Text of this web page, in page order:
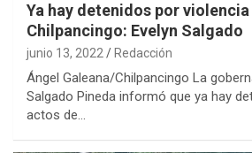
Ya hay detenidos por violencia
Chilpancingo: Evelyn Salgado
junio 13, 2022 Redacción
Ángel Galeana/Chilpancingo La
Salgado Pineda informó que ya hay
actos de…